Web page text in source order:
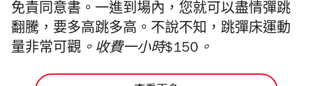
免責同意書。一進到場內，您就可以盡情彈跳
翻騰，要多高跳多高。不說不知，跳彈床運動
量非常可觀 。 收費一小時$150。